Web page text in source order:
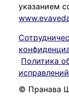
указанием
Политика
исправлений
© Пранава